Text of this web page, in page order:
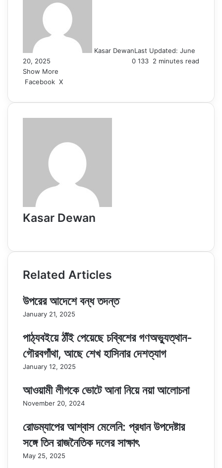
Kasar DewanLast Updated: June
20, 2025
0 133 2 minutes read
Show More
Facebook X
Email
Kasar Dewan
Related Articles
উপরের আদেশে বন্ধ তদন্ত
January 21, 2025
পাঠ্যবইয়ে ঠাঁই পেয়েছে চব্বিশের গণঅভ্যুত্থান-
গৌরবগাঁথা, আছে শেখ হাসিনার দেশত্যাগ
January 12, 2025
আওয়ামী লীগকে ভোটে আনা নিয়ে নয়া আলোচনা
November 20, 2024
রোডম্যাপের আশ্বাস মেলেনি: প্রধান উপদেষ্টার
সঙ্গে তিন রাজনৈতিক দলের সাক্ষাৎ
May 25, 2025